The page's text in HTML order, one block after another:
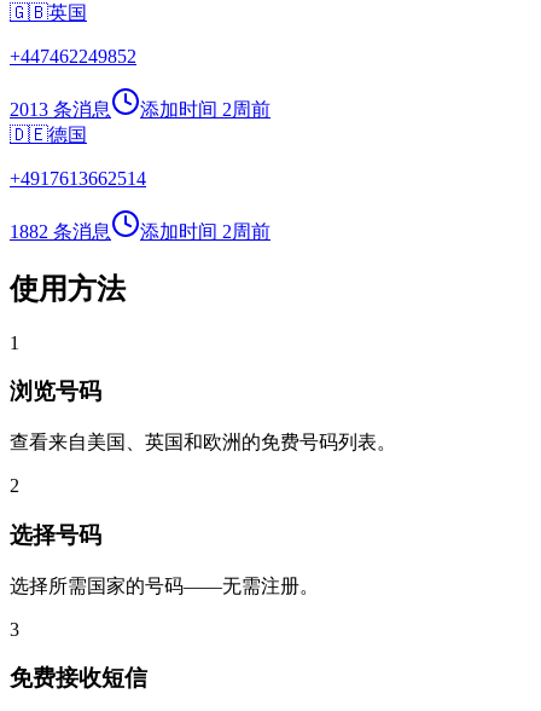
🇬🇧英国
+447462249852
2013 条消息 添加时间 2周前
🇩🇪德国
+4917613662514
1882 条消息 添加时间 2周前
使用方法
1
浏览号码
查看来自美国、英国和欧洲的免费号码列表。
2
选择号码
选择所需国家的号码——无需注册。
3
免费接收短信